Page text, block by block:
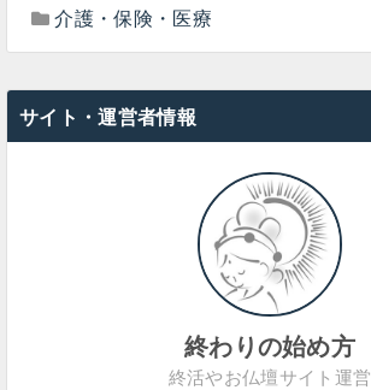
介護・保険・医療
サイト・運営者情報
終わりの始め方
終活やお仏壇サイト運営